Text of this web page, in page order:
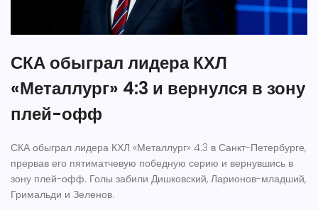
СКА обыграл лидера КХЛ
«Металлург» 4:3 и вернулся в зону
плей-офф
СКА обыграл лидера КХЛ «Металлург» 4:3 в Санкт-Петербурге,
прервав его пятиматчевую победную серию и вернувшись в
зону плей-офф. Голы забили Дишковский, Ларионов-младший,
Гримальди и Зеленов.